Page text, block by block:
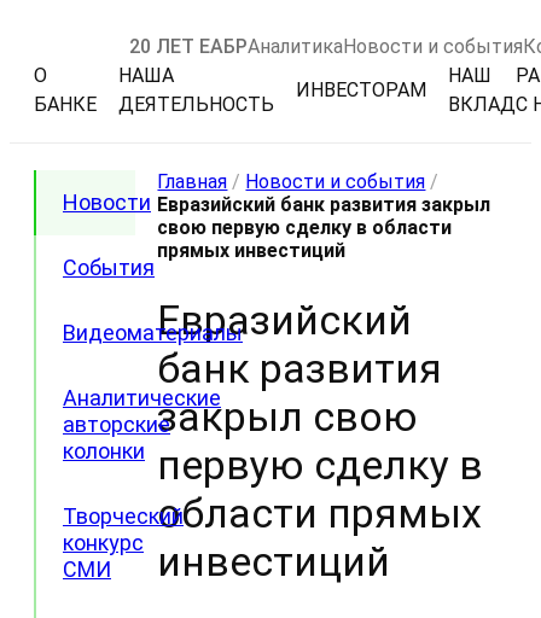
20 ЛЕТ ЕАБРАналитикаНовости и события
О
БАНКЕ
НАША
ДЕЯТЕЛЬНОСТЬ
ИНВЕСТОРАМ
НАШ
ВКЛАДС
Новости
События
Видеоматериалы
Аналитические
авторские
колонки
Творческий
конкурс
СМИ
Главная / Новости и события /
Евразийский банк развития закрыл
свою первую сделку в области
прямых инвестиций
Евразийский
банк развития
закрыл свою
первую сделку в
области прямых
инвестиций